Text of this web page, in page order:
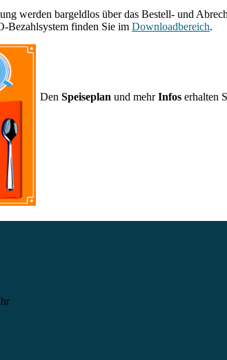
werden bargeldlos über das Bestell- und
Bezahlsystem finden Sie im Downloadbereich.
Den Speiseplan und mehrInfos erhalten